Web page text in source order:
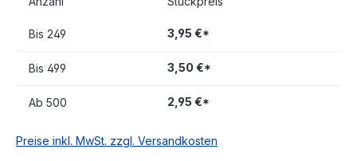
Bis 249 3,95 €*
Bis 499 3,50 €*
Ab 500 2,95 €*
Preise inkl. MwSt. zzgl. Versandkosten